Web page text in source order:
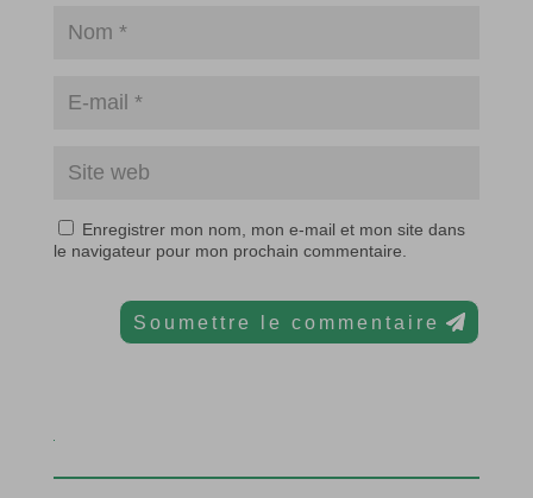
Enregistrer mon nom, mon e-mail et mon site dans
le navigateur pour mon prochain commentaire.
Soumettre le commentaire